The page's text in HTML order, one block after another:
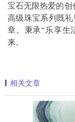
宝石无限热爱的创
高级珠宝系列既
章。秉承“乐享生
来。
相关文章